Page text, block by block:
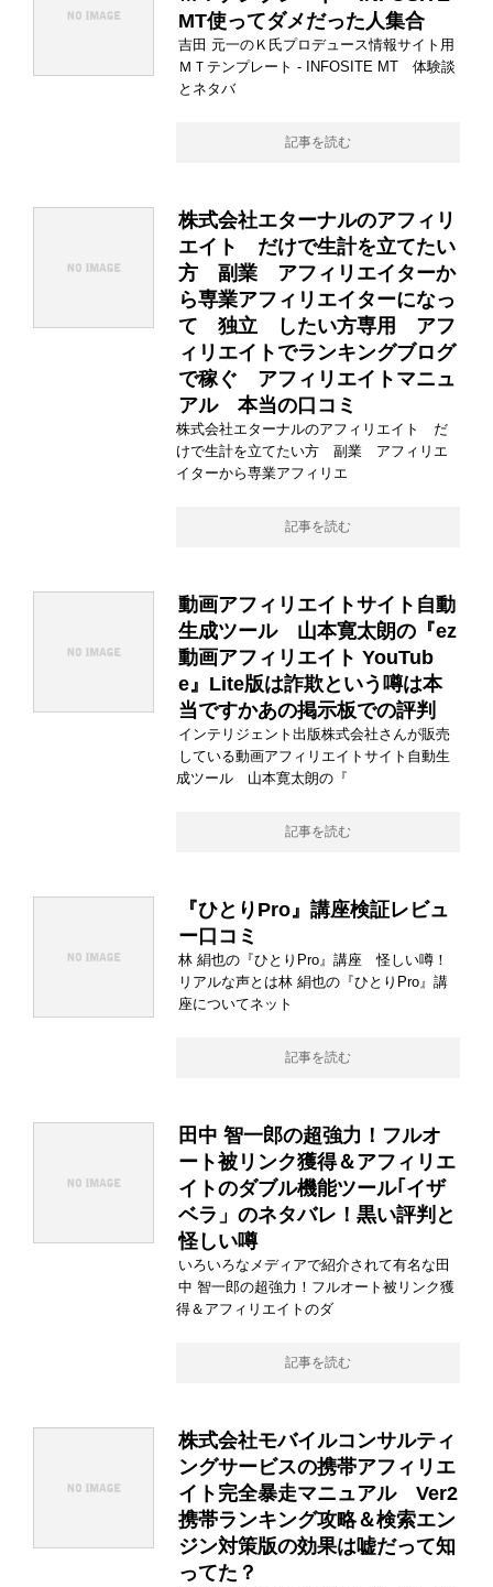
MT使ってダメだった人集合
吉田 元一のＫ氏プロデュース情報サイト用
ＭＴテンプレート - INFOSITE MT 体験談
とネタバ
記事を読む
株式会社エターナルのアフィリ
エイト だけで生計を立てたい
方 副業 アフィリエイターか
ら専業アフィリエイターになっ
て 独立 したい方専用 アフ
ィリエイトでランキングブログ
で稼ぐ アフィリエイトマニュ
アル 本当の口コミ
株式会社エターナルのアフィリエイト だ
けで生計を立てたい方 副業 アフィリエ
イターから専業アフィリエ
記事を読む
動画アフィリエイトサイト自動
生成ツール 山本寛太朗の『ez
動画アフィリエイト YouTub
e』Lite版は詐欺という噂は本
当ですかあの掲示板での評判
インテリジェント出版株式会社さんが販売
している動画アフィリエイトサイト自動生
成ツール 山本寛太朗の『
記事を読む
『ひとりPro』講座検証レビュ
ー口コミ
林 絹也の『ひとりPro』講座 怪しい噂！
リアルな声とは林 絹也の『ひとりPro』講
座についてネット
記事を読む
田中 智一郎の超強力！フルオ
ート被リンク獲得＆アフィリエ
イトのダブル機能ツール｢イザ
ベラ」のネタバレ！黒い評判と
怪しい噂
いろいろなメディアで紹介されて有名な田
中 智一郎の超強力！フルオート被リンク獲
得＆アフィリエイトのダ
記事を読む
株式会社モバイルコンサルティ
ングサービスの携帯アフィリエ
イト完全暴走マニュアル Ver2
携帯ランキング攻略＆検索エン
ジン対策版の効果は嘘だって知
ってた？